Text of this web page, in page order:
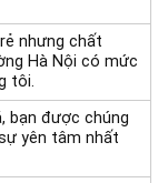
nhưng chất
Hà Nội có mức
tôi.
bạn được chúng
yên tâm nhất